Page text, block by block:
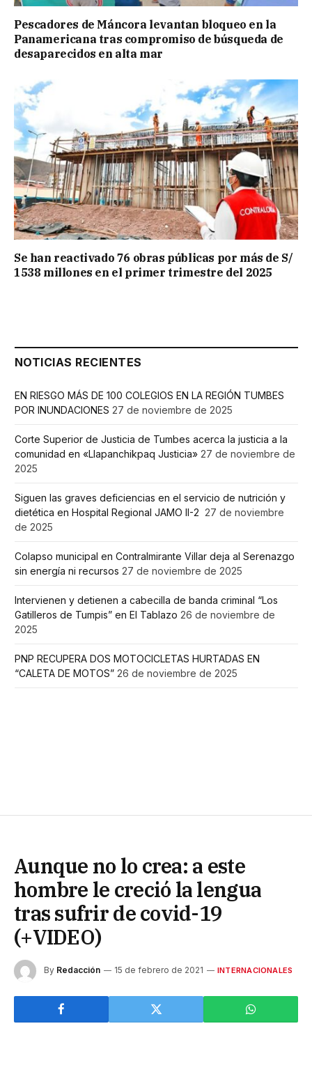
Pescadores de Máncora levantan bloqueo en la
Panamericana tras compromiso de búsqueda de
desaparecidos en alta mar
Se han reactivado 76 obras públicas por más de S/
1538 millones en el primer trimestre del 2025
NOTICIAS RECIENTES
EN RIESGO MÁS DE 100 COLEGIOS EN LA REGIÓN TUMBES
POR INUNDACIONES 27 de noviembre de 2025
Corte Superior de Justicia de Tumbes acerca la justicia a la
comunidad en «Llapanchikpaq Justicia» 27 de noviembre de
2025
Siguen las graves deficiencias en el servicio de nutrición y
dietética en Hospital Regional JAMO II-2 27 de noviembre
de 2025
Colapso municipal en Contralmirante Villar deja al Serenazgo
sin energía ni recursos 27 de noviembre de 2025
Intervienen y detienen a cabecilla de banda criminal “Los
Gatilleros de Tumpis” en El Tablazo 26 de noviembre de
2025
PNP RECUPERA DOS MOTOCICLETAS HURTADAS EN
“CALETA DE MOTOS” 26 de noviembre de 2025
Aunque no lo crea: a este
hombre le creció la lengua
tras sufrir de covid-19
(+VIDEO)
By Redacción 15 de febrero de 2021 INTERNACIONALES